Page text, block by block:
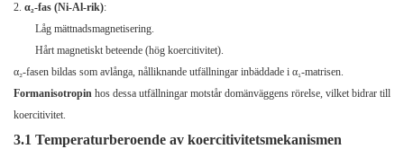
α₂-fas (Ni-Al-rik):
Låg mättnadsmagnetisering.
Hårt magnetiskt beteende (hög koercitivitet).
α₂-fasen bildas som avlånga, nålliknande utfällningar inbäddade i α₁-matrisen.
Formanisotropin hos dessa utfällningar motstår domänväggens rörelse, vilket bidrar till
koercitivitet.
3.1 Temperaturberoende av koercitivitetsmekanismen